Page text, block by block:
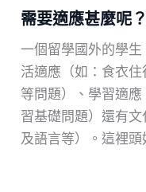
需要適應甚麼呢？
一個留學國外的學
活適應（如：食衣
等問題）、學習適
習基礎問題）還有
及語言等）。這裡